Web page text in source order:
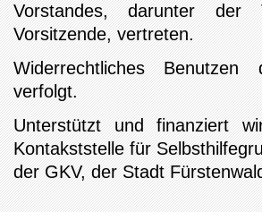
Vorstandes, darunter der
Vorsitzende, vertreten.
Widerrechtliches
verfolgt.
Unterstützt und finanziert
Kontakststelle für
der GKV, der Stadt